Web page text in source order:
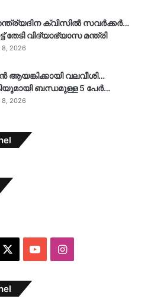
ക്വിസിൽ സവർക്കർ…
തേടി വിദ്യാഭ്യാസ മന്ത്രി
8, 2026
വലവീശി…
ബന്ധമുള്ള 5 പേർ…
8, 2026
YouTubeInstagram